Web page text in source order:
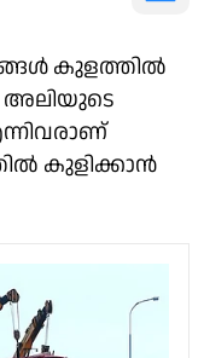
കുളത്തിൽ
അലിയുടെ
കുളിക്കാൻ